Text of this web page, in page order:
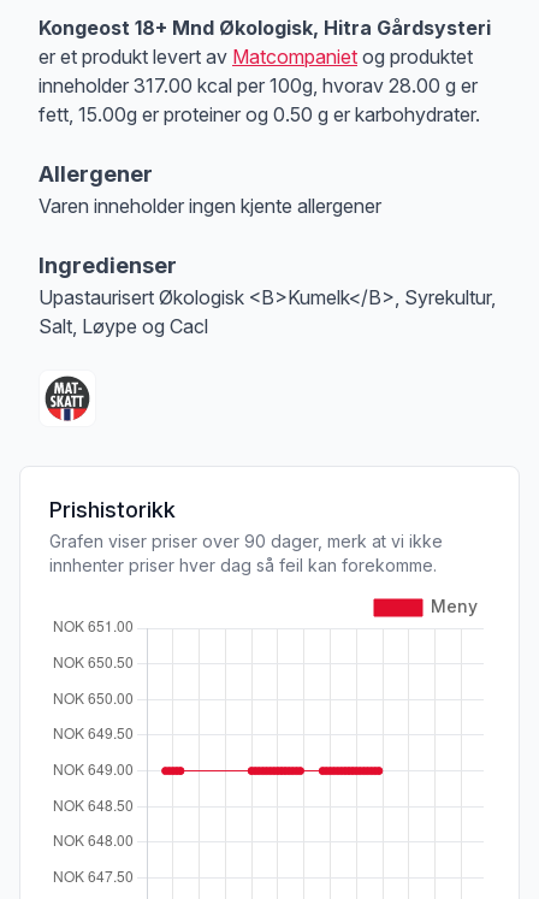
Produktbeskrivelse
Kongeost 18+ Mnd Økologisk, Hitra Gårdsysteri
er et produkt levert av Matcompaniet og produktet
inneholder 317.00 kcal per 100g, hvorav 28.00 g er
fett, 15.00g er proteiner og 0.50 g er karbohydrater.
Allergener
Varen inneholder ingen kjente allergener
Ingredienser
Upastaurisert Økologisk <B>Kumelk</B>, Syrekultur,
Salt, Løype og Cacl
Prishistorikk
Grafen viser priser over 90 dager, merk at vi ikke
innhenter priser hver dag så feil kan forekomme.